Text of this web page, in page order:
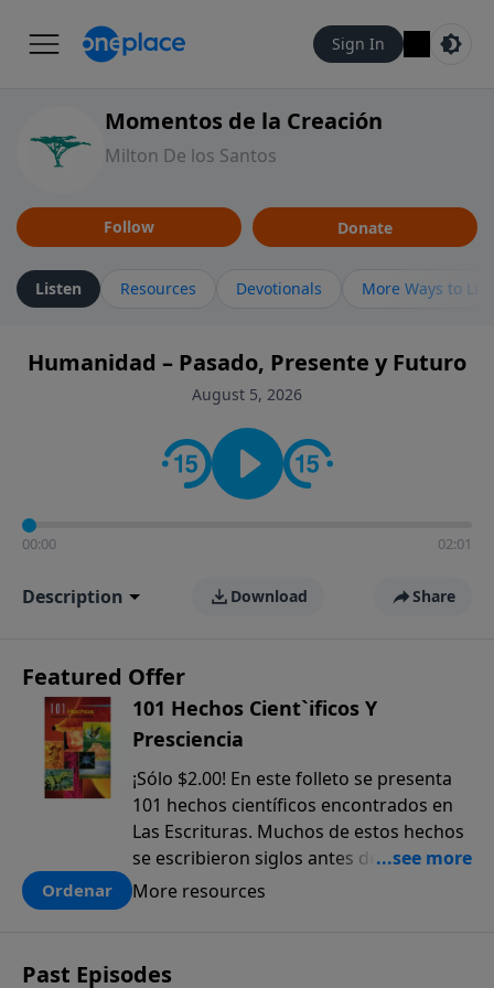
Sign In
Momentos de la Creación
Milton De los Santos
Follow Donate
Listen Resources Devotionals More Ways to
Humanidad – Pasado, Presente y Futuro
August 5, 2026
00:00 02:01
Description Download Share
Featured Offer
101 Hechos Cient`ificos Y
Presciencia
¡Sólo $2.00! En este folleto se presenta
101 hechos científicos encontrados en
Las Escrituras. Muchos de estos hechos
se escribieron siglos antes de que
fueran descubiertos. El anticipado
más a la prueba colectiva de que la
Ordenar More resources
Past Episodes